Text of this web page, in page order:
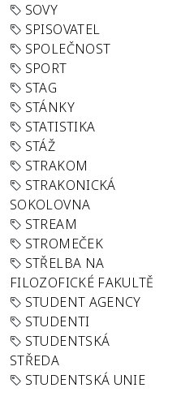
SOVY
SPISOVATEL
SPOLEČNOST
SPORT
STAG
STÁNKY
STATISTIKA
STÁŽ
STRAKOM
STRAKONICKÁ
SOKOLOVNA
STREAM
STROMEČEK
STŘELBA NA
FILOZOFICKÉ FAKULTĚ
STUDENT AGENCY
STUDENTI
STUDENTSKÁ
STŘEDA
STUDENTSKÁ UNIE